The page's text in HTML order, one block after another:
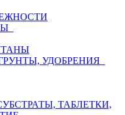
УДОБРЕНИЯ
ТАБЛЕТКИ,